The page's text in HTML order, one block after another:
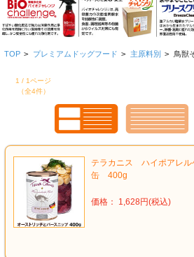
TOP > プレミアムドッグフード > 主原料別 > 鳥獣
1 / 1ページ
（全4件）
テラカニス ハイポアレ
缶 400g
価格： 1,628円(税込)